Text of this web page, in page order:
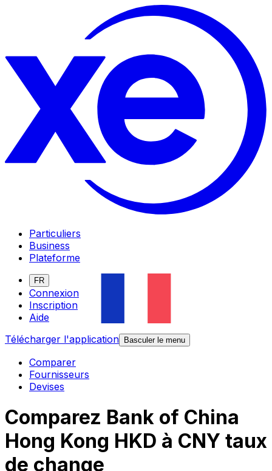
Particuliers
Business
Plateforme
FR
Connexion
Inscription
Aide
Télécharger l'application
Basculer le menu
Comparer
Fournisseurs
Devises
Comparez Bank of China
Hong Kong HKD à CNY taux
de change